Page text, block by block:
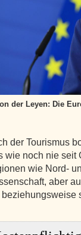
der Leyen: Die
der Tourismus
wie noch nie seit
wie Nord-
aber